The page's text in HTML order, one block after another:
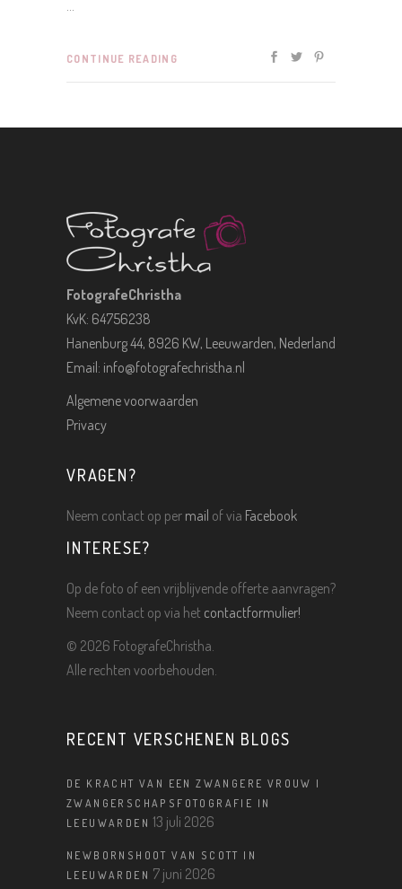
CONTINUE READING
FotografeChristha
KvK: 64756238
Hanenburg 44, 8926 KW, Leeuwarden, Nederland
Email: info@fotografechristha.nl
Algemene voorwaarden
Privacy
VRAGEN?
Neem contact op per mail of via Facebook
INTERESE?
Op de foto of een vrijblijvende offerte aanvragen?
Neem contact op via het contactformulier!
© 2026 FotografeChristha.
Alle rechten voorbehouden.
RECENT VERSCHENEN BLOGS
DE KRACHT VAN EEN ZWANGERE VROUW |
ZWANGERSCHAPSFOTOGRAFIE IN
LEEUWARDEN 13 juli 2026
NEWBORNSHOOT VAN SCOTT IN
LEEUWARDEN 7 juni 2026